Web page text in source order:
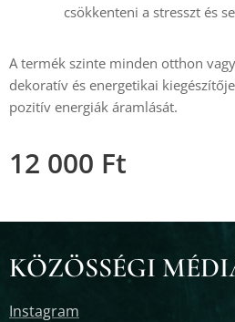
csökkenteni a stresszt és
A termék szinte minden otthon
dekoratív és energetikai
pozitív energiák áramlását.
12 000 Ft
KÖZÖSSÉGI
Instagram